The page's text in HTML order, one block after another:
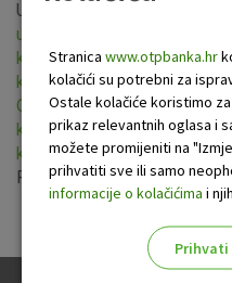
Uprava OTP banke usvojila
usluga platnog prometa za
korištenje eLEMENT@-e
korištenja usluge OTP m-
Opća pravila i uvjete za
kartice OTP bankei Opća
korištenje Visa Business
Primjena novih Općih uvjeta
Stranica www.otpbanka.hr
kolačići su potrebni za
Ostale kolačiće koristimo
prikaz relevantnih oglasa i
možete promijeniti na
prihvatiti sve ili samo
informacije o kolačićima i
Prihvati